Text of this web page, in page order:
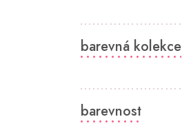
n
n
í
n
e
l
barevná kolekce
barevnost